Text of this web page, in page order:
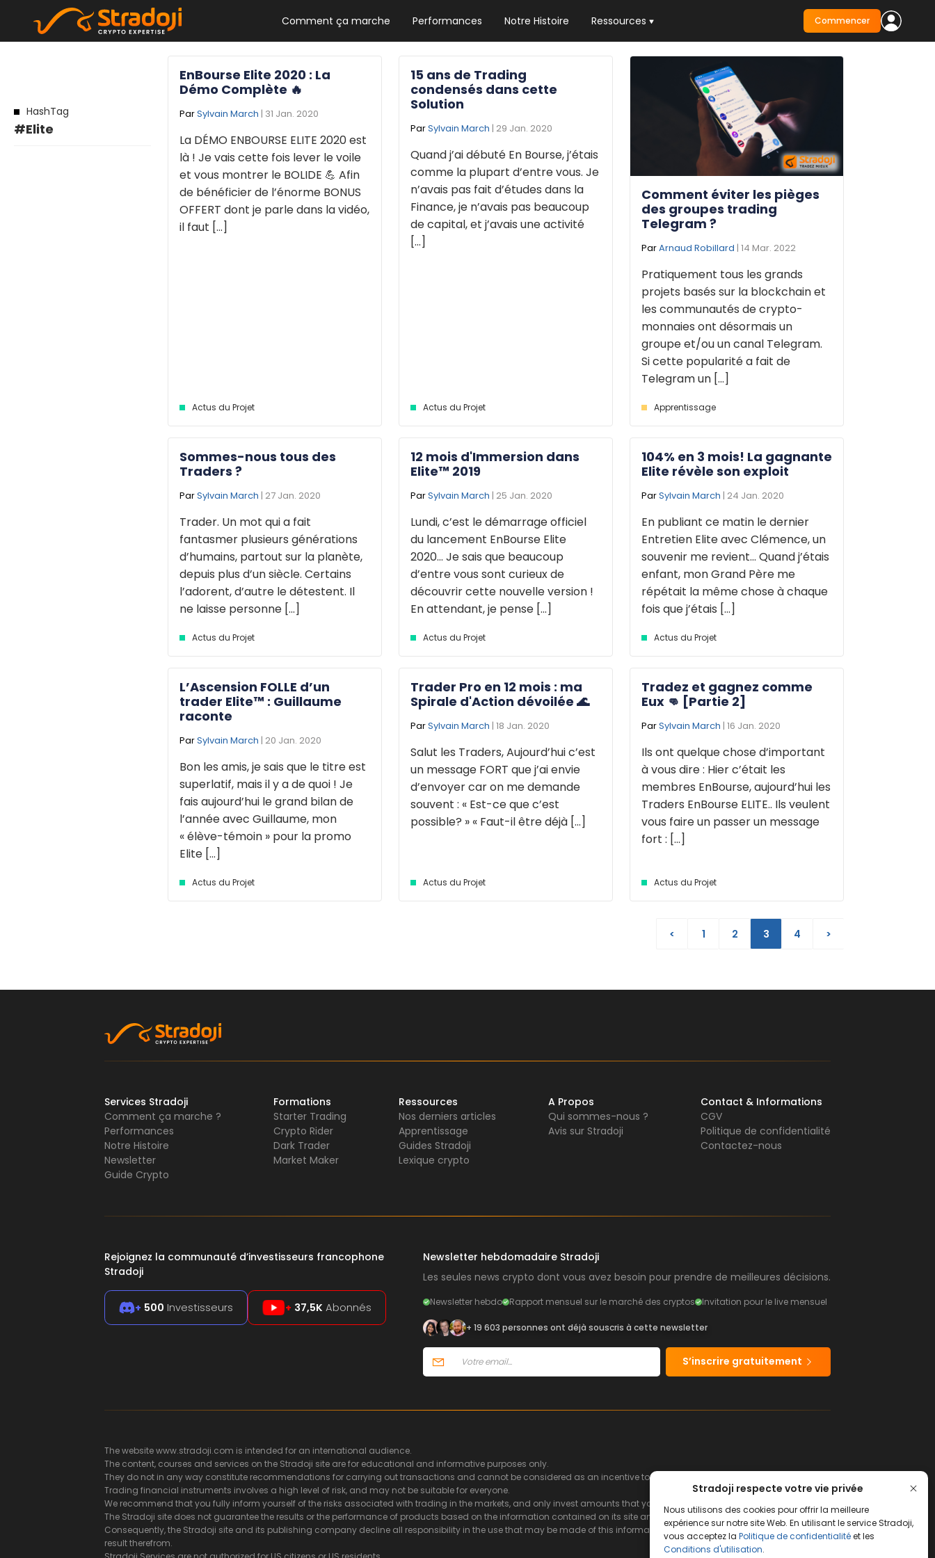
Comment ça marche Performances Notre Histoire Ressources
NEWSLETTER HEBDO
GUIDE CRYPTO STRADOJI
Le guide ultime pour débuter dans les
cryptomonnaies
Commencer
Stradoji respecte votre vie privée
Nous utilisons des cookies pour offrir la meilleure
expérience sur notre site Web. En utilisant le service Stradoji,
vous acceptez la Politique de confidentialitéet les
Conditions d'utilisation.
HashTag
#Elite
EnBourse Elite 2020 : La
Démo Complète 🔥
ParSylvain March | 31 Jan. 2020
La DÉMO ENBOURSE ELITE 2020 est
là ! Je vais cette fois lever le voile
et vous montrer le BOLIDE 💪 Afin
de bénéficier de l’énorme BONUS
OFFERT dont je parle dans la vidéo,
il faut [...]
Actus du Projet
15 ans de Trading
condensés dans cette
Solution
ParSylvain March | 29 Jan. 2020
Quand j’ai débuté En Bourse, j’étais
comme la plupart d’entre vous. Je
n’avais pas fait d’études dans la
Finance, je n’avais pas beaucoup
de capital, et j’avais une activité
[...]
Actus du Projet
Comment éviter les pièges
des groupes trading
Telegram ?
ParArnaud Robillard | 14 Mar. 2022
Pratiquement tous les grands
projets basés sur la blockchain et
les communautés de crypto-
monnaies ont désormais un
groupe et/ou un canal Telegram.
Si cette popularité a fait de
Telegram un [...]
Apprentissage
Sommes-nous tous des
Traders ?
ParSylvain March | 27 Jan. 2020
Trader. Un mot qui a fait
fantasmer plusieurs générations
d’humains, partout sur la planète,
depuis plus d’un siècle. Certains
l’adorent, d’autre le détestent. Il
ne laisse personne [...]
Actus du Projet
12 mois d'Immersion dans
Elite™ 2019
ParSylvain March | 25 Jan. 2020
Lundi, c’est le démarrage officiel
du lancement EnBourse Elite
2020… Je sais que beaucoup
d’entre vous sont curieux de
découvrir cette nouvelle version !
En attendant, je pense [...]
Actus du Projet
104% en 3 mois! La gagnante
Elite révèle son exploit
ParSylvain March | 24 Jan. 2020
En publiant ce matin le dernier
Entretien Elite avec Clémence, un
souvenir me revient… Quand j’étais
enfant, mon Grand Père me
répétait la même chose à chaque
fois que j’étais [...]
Actus du Projet
L’Ascension FOLLE d’un
trader Elite™ : Guillaume
raconte
ParSylvain March | 20 Jan. 2020
Bon les amis, je sais que le titre est
superlatif, mais il y a de quoi ! Je
fais aujourd’hui le grand bilan de
l’année avec Guillaume, mon
« élève-témoin » pour la promo
Elite [...]
Actus du Projet
Trader Pro en 12 mois : ma
Spirale d'Action dévoilée 🌊
ParSylvain March | 18 Jan. 2020
Salut les Traders, Aujourd’hui c’est
un message FORT que j’ai envie
d’envoyer car on me demande
souvent : « Est-ce que c’est
possible? » « Faut-il être déjà [...]
Actus du Projet
Tradez et gagnez comme
Eux 👊 [Partie 2]
ParSylvain March | 16 Jan. 2020
Ils ont quelque chose d’important
à vous dire : Hier c’était les
membres EnBourse, aujourd’hui les
Traders EnBourse ELITE.. Ils veulent
vous faire un passer un message
fort : [...]
Actus du Projet
< 1 2 3 4 >
Services Stradoji
Comment ça marche ?
Performances
Notre Histoire
Newsletter
Guide Crypto
Formations
Starter Trading
Crypto Rider
Dark Trader
Market Maker
Ressources
Nos derniers articles
Apprentissage
Guides Stradoji
Lexique crypto
A Propos
Qui sommes-nous ?
Avis sur Stradoji
Contact & Informations
CGV
Politique de confidentialité
Contactez-nous
Rejoignez la communauté d’investisseurs francophone
Stradoji
+ 500 Investisseurs + 37,5K Abonnés
Newsletter hebdomadaire Stradoji
Les seules news crypto dont vous avez besoin pour prendre de meilleures décisions.
Newsletter hebdo Rapport mensuel sur le marché des cryptos Invitation pour le live mensuel
+ 19 603 personnes ont déjà souscris à cette newsletter
S’inscrire gratuitement
The website www.stradoji.com is intended for an international audience.
The content, courses and services on the Stradoji site are for educational and informative purposes only.
They do not in any way constitute recommendations for carrying out transactions and cannot be considered as an incentive to buy or sell financial instruments.
Trading financial instruments involves a high level of risk, and may not be suitable for everyone.
We recommend that you fully inform yourself of the risks associated with trading in the markets, and only invest amounts that you can afford to lose.
The Stradoji site does not guarantee the results or the performance of products based on the information contained on its site and its servers.
Consequently, the Stradoji site and its publishing company decline all responsibility in the use that may be made of this information and the consequences that may
result therefrom.